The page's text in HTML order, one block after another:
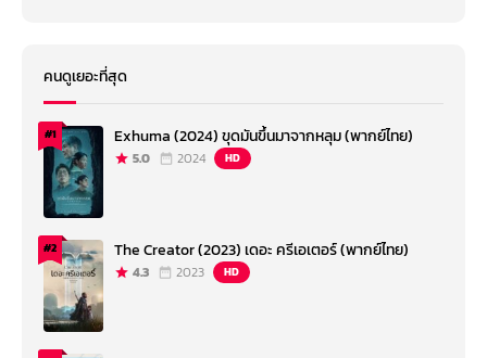
คนดูเยอะที่สุด
#1 Exhuma (2024) ขุดมันขึ้นมาจากหลุม (พากย์ไทย)
5.0 2024 HD
#2 The Creator (2023) เดอะ ครีเอเตอร์ (พากย์ไทย)
4.3 2023 HD